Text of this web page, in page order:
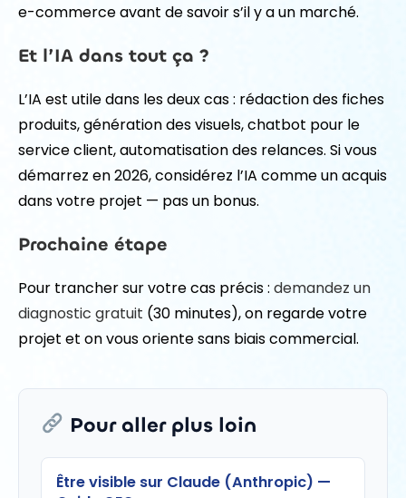
e-commerce avant de savoir s’il y a un marché.
Et l’IA dans tout ça ?
L’IA est utile dans les deux cas : rédaction des fiches
produits, génération des visuels, chatbot pour le
service client, automatisation des relances. Si vous
démarrez en 2026, considérez l’IA comme un acquis
dans votre projet — pas un bonus.
Prochaine étape
Pour trancher sur votre cas précis : demandez un
diagnostic gratuit (30 minutes), on regarde votre
projet et on vous oriente sans biais commercial.
Pour aller plus loin
Être visible sur Claude (Anthropic) —